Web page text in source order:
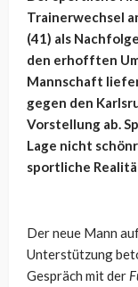
Trainerwechsel
(41) als
den erhofften
Mannschaft
gegen den
Vorstellung ab.
Lage nicht
sportliche
Der neue Mann
Unterstützung
Gespräch mit der